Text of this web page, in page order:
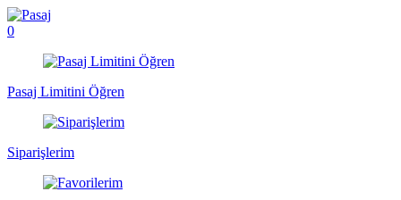
0
Pasaj Limitini Öğren
Siparişlerim